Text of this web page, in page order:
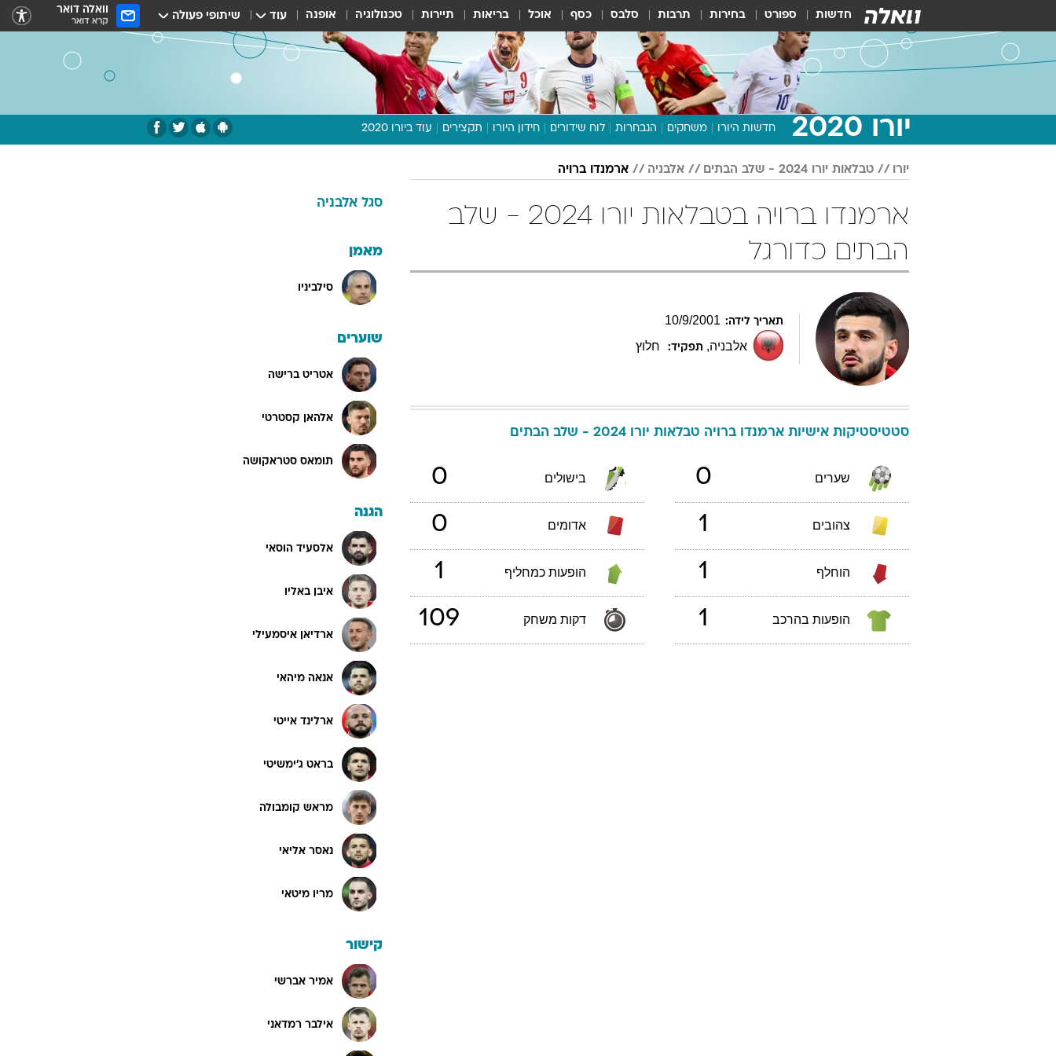
חדשות ספורט בחירות תרבות סלבס כסף אוכל בריאות תיירות טכנולוגיה אופנה עוד שיתופי פעולה וואלה דואר
קרא דואר
יורו 2020 חדשות היורו משחקים הנבחרות לוח שידורים חידון היורו תקצירים עוד ביורו 2020
תכנית היורו
דעות ופרשנויות
וואלה! ספורט
יורו טבלאות יורו 2024 - שלב הבתים אלבניה ארמנדו ברויה
ארמנדו ברויה בטבלאות יורו 2024 - שלב
הבתים כדורגל
תאריך לידה: 10/9/2001
אלבניה, תפקיד: חלוץ
סטטיסטיקות אישיות ארמנדו ברויה טבלאות יורו 2024 - שלב הבתים
שערים 0 בישולים 0
צהובים 1 אדומים 0
הוחלף 1 הופעות כמחליף 1
הופעות בהרכב 1 דקות משחק 109
סגל אלבניה
מאמן
סילביניו
שוערים
אטריט ברישה
אלהאן קסטרטי
תומאס סטראקושה
הגנה
אלסעיד הוסאי
איבן באליו
ארדיאן איסמעילי
אנאה מיהאי
ארלינד אייטי
בראט ג'ימשיטי
מראש קומבולה
נאסר אליאי
מריו מיטאי
קישור
אמיר אברשי
אילבר רמדאני